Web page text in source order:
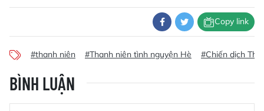
Copy link
#thanh niên #Thanh niên tình nguyện Hè #Chiến dịch
BÌNH LUẬN